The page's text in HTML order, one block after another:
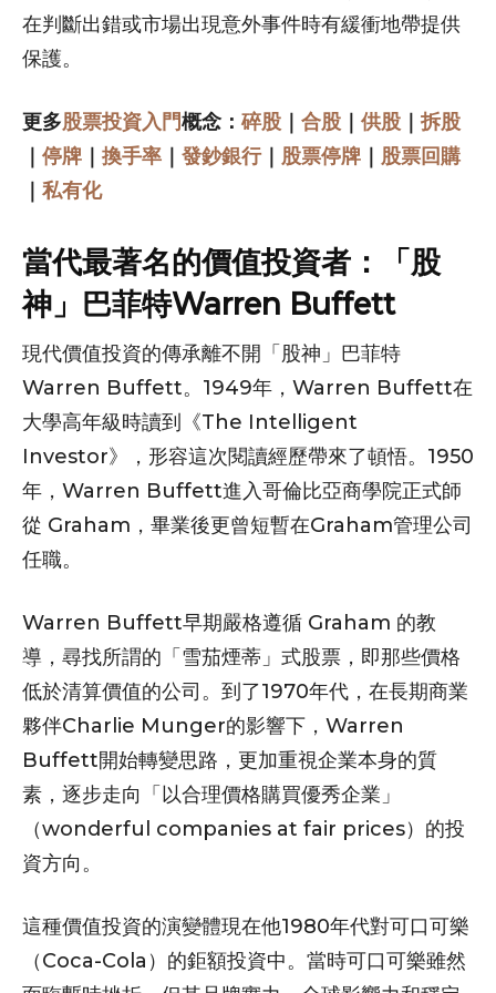
在判斷出錯或市場出現意外事件時有緩衝地帶提供
保護。
更多股票投資入門概念： 碎股 合股 供股
拆股
停牌 換手率 發鈔銀行｜ 股票停牌
股票回購
私有化
當代最著名的價值投資者：「股
神」巴菲特Warren Buffett
現代價值投資的傳承離不開「股神」巴菲特
Warren Buffett。1949年，Warren Buffett在
大學高年級時讀到《The Intelligent
Investor》，形容這次閱讀經歷帶來了頓悟。1950
年，Warren Buffett進入哥倫比亞商學院正式師
從 Graham，畢業後更曾短暫在Graham管理公司
任職。
Warren Buffett早期嚴格遵循 Graham 的教
導，尋找所謂的「雪茄煙蒂」式股票，即那些價格
低於清算價值的公司。到了1970年代，在長期商業
夥伴Charlie Munger的影響下，Warren
Buffett開始轉變思路，更加重視企業本身的質
素，逐步走向「以合理價格購買優秀企業」
（wonderful companies at fair prices）的投
資方向。
這種價值投資的演變體現在他1980年代對可口可樂
（Coca-Cola）的鉅額投資中。當時可口可樂雖然